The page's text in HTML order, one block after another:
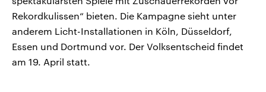
Rekordkulissen“ bieten. Die Kampagne sieht unter
anderem Licht-Installationen in Köln, Düsseldorf,
Essen und Dortmund vor. Der Volksentscheid findet
am 19. April statt.